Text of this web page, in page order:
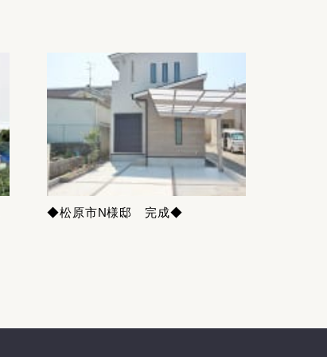
◆松原市N様邸 完成◆